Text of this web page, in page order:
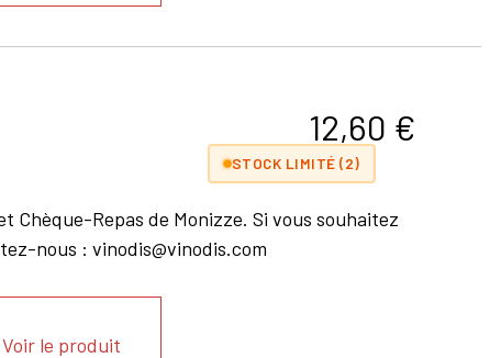
12,60 €
STOCK LIMITÉ (2)
Chèque-Repas de Monizze. Si vous souhaitez
nous : vinodis@vinodis.com
Voir le produit